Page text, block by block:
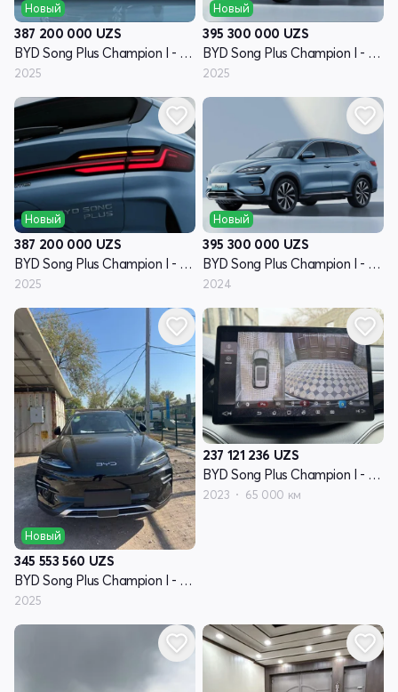
Новый
387 200 000 UZS
BYD Song Plus Champion I - поколение
2025
Новый
395 300 000 UZS
BYD Song Plus Champion I - поколение
2025
Новый
387 200 000 UZS
BYD Song Plus Champion I - поколение
2025
Новый
395 300 000 UZS
BYD Song Plus Champion I - поколение
2024
Новый
345 553 560 UZS
BYD Song Plus Champion I - поколение
2025
237 121 236 UZS
BYD Song Plus Champion I - поколение
2023 65 000 км